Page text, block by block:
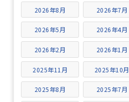
2026年8月 2026年7月
2026年5月 2026年4月
2026年2月 2026年1月
2025年11月 2025年10月
2025年8月 2025年7月